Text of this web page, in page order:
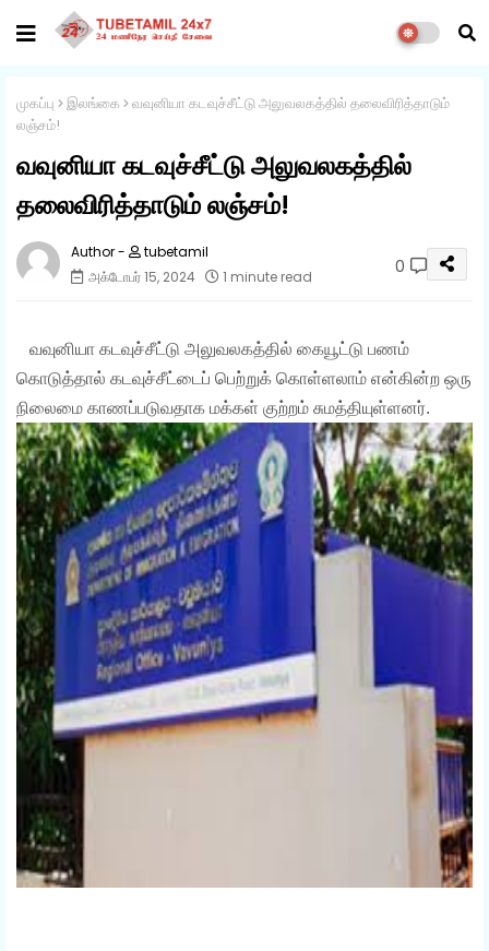
முகப்பு இலங்கை
வவுனியா கடவுச்சீட்டு அலுவலகத்தில் தலைவிரித்தாடும்
லஞ்சம்!
வவுனியா கடவுச்சீட்டு அலுவலகத்தில்
தலைவிரித்தாடும் லஞ்சம்!
tubetamil
அக்டோபர் 15, 2024
1 minute read 0
வவுனியா கடவுச்சீட்டு அலுவலகத்தில் கையூட்டு பணம்
கொடுத்தால் கடவுச்சீட்டைப் பெற்றுக் கொள்ளலாம் என்கின்ற ஒரு
நிலைமை காணப்படுவதாக மக்கள் குற்றம் சுமத்தியுள்ளனர்.